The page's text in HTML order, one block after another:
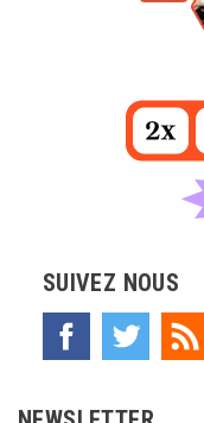
SUIVEZ NOUS
Facebook Twitter